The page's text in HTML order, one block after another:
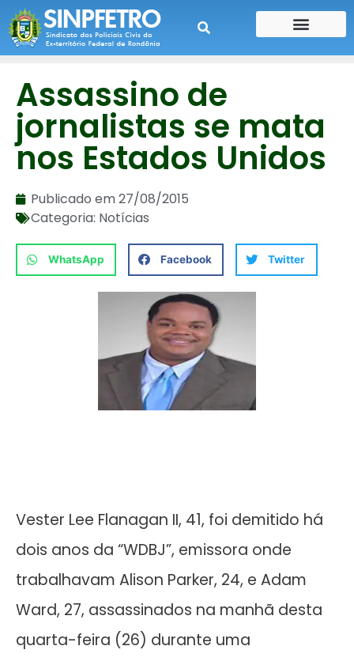
Assassino de
jornalistas se mata
nos Estados Unidos
Publicado em27/08/2015
Categoria: Notícias
WhatsApp Facebook Twitter
Vester Lee Flanagan II, 41, foi demitido há
dois anos da “WDBJ”, emissora onde
trabalhavam Alison Parker, 24, e Adam
Ward, 27, assassinados na manhã desta
quarta-feira (26) durante uma